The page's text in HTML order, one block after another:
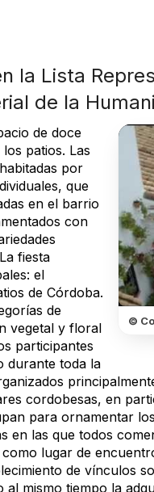
la Lista
de la
©
de doce
patios. Las
por
que
en el barrio
con
fiesta
el
de Córdoba.
de
vegetal y floral
participantes
durante toda la
cordobesas, en
para ornamentar
en las que todos
lugar de
de vínculos
mismo tiempo la